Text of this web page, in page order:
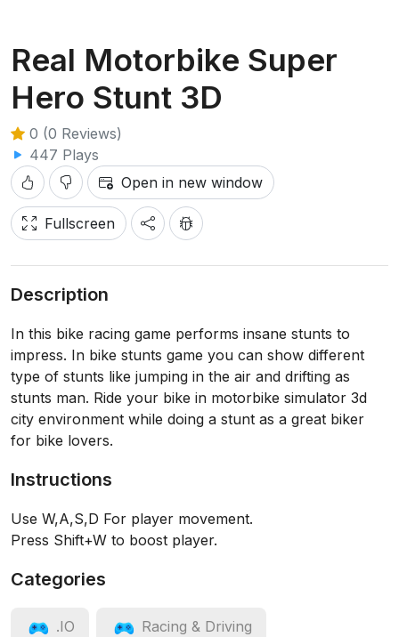
Real Motorbike Super
Hero Stunt 3D
0 (0 Reviews)
447 Plays
Open in new window
Fullscreen
Description
In this bike racing game performs insane stunts to
impress. In bike stunts game you can show different
type of stunts like jumping in the air and drifting as
stunts man. Ride your bike in motorbike simulator 3d
city environment while doing a stunt as a great biker
for bike lovers.
Instructions
Use W,A,S,D For player movement.
Press Shift+W to boost player.
Categories
.IO Racing & Driving